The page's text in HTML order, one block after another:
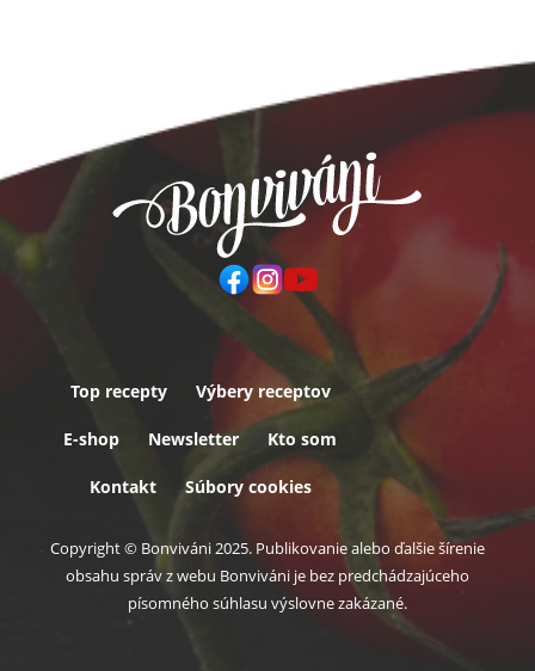
Top recepty Výbery receptov
E-shop Newsletter Kto som
Kontakt Súbory cookies
Copyright © Bonviváni 2025. Publikovanie alebo ďalšie šírenie
obsahu správ z webu Bonviváni je bez predchádzajúceho
písomného súhlasu výslovne zakázané.